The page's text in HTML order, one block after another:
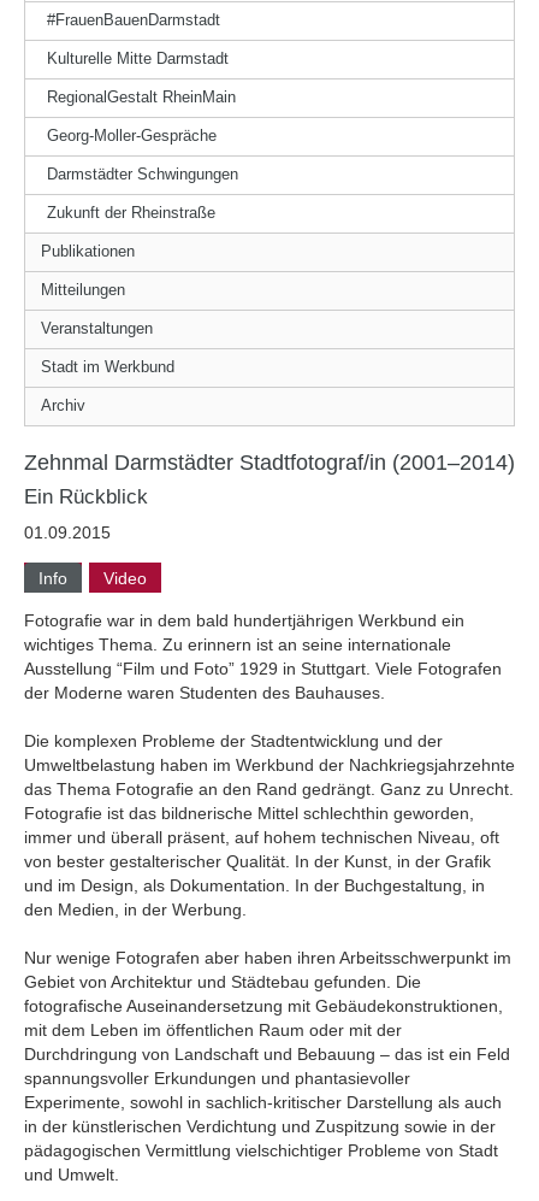
#FrauenBauenDarmstadt
Kulturelle Mitte Darmstadt
RegionalGestalt RheinMain
Georg-Moller-Gespräche
Darmstädter Schwingungen
Zukunft der Rheinstraße
Publikationen
Mitteilungen
Veranstaltungen
Stadt im Werkbund
Archiv
Zehnmal Darmstädter Stadtfotograf/in (2001–2014)
Ein Rückblick
01.09.2015
Info Video
Fotografie war in dem bald hundertjährigen Werkbund ein
wichtiges Thema. Zu erinnern ist an seine internationale
Ausstellung “Film und Foto” 1929 in Stuttgart. Viele Fotografen
der Moderne waren Studenten des Bauhauses.
Die komplexen Probleme der Stadtentwicklung und der
Umweltbelastung haben im Werkbund der Nachkriegsjahrzehnte
das Thema Fotografie an den Rand gedrängt. Ganz zu Unrecht.
Fotografie ist das bildnerische Mittel schlechthin geworden,
immer und überall präsent, auf hohem technischen Niveau, oft
von bester gestalterischer Qualität. In der Kunst, in der Grafik
und im Design, als Dokumentation. In der Buchgestaltung, in
den Medien, in der Werbung.
Nur wenige Fotografen aber haben ihren Arbeitsschwerpunkt im
Gebiet von Architektur und Städtebau gefunden. Die
fotografische Auseinandersetzung mit Gebäudekonstruktionen,
mit dem Leben im öffentlichen Raum oder mit der
Durchdringung von Landschaft und Bebauung – das ist ein Feld
spannungsvoller Erkundungen und phantasievoller
Experimente, sowohl in sachlich-kritischer Darstellung als auch
in der künstlerischen Verdichtung und Zuspitzung sowie in der
pädagogischen Vermittlung vielschichtiger Probleme von Stadt
und Umwelt.